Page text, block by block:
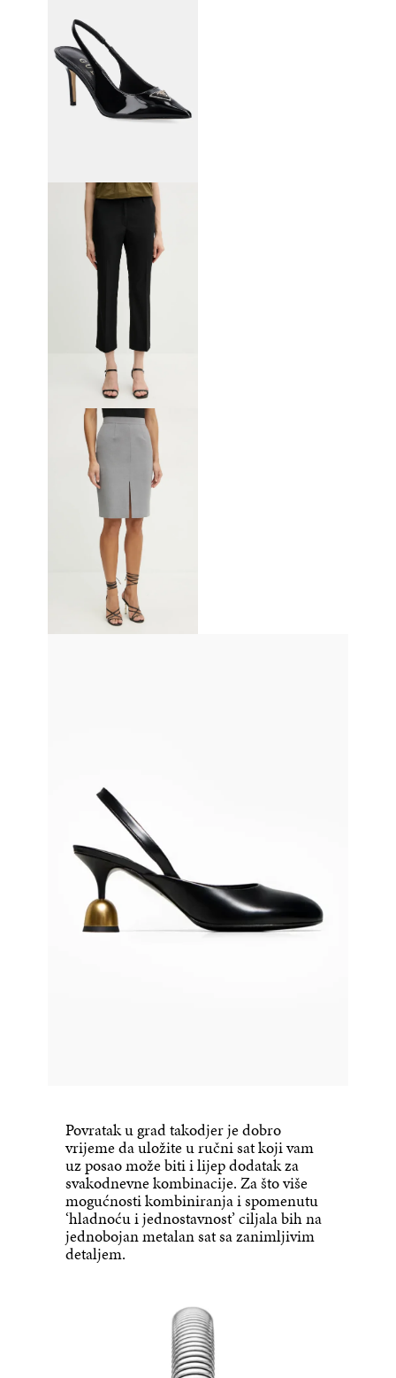
Povratak u grad takodjer je dobro
vrijeme da uložite u ručni sat koji vam
uz posao može biti i lijep dodatak za
svakodnevne kombinacije. Za što više
mogućnosti kombiniranja i spomenutu
‘hladnoću i jednostavnost’ ciljala bih na
jednobojan metalan sat sa zanimljivim
detaljem.